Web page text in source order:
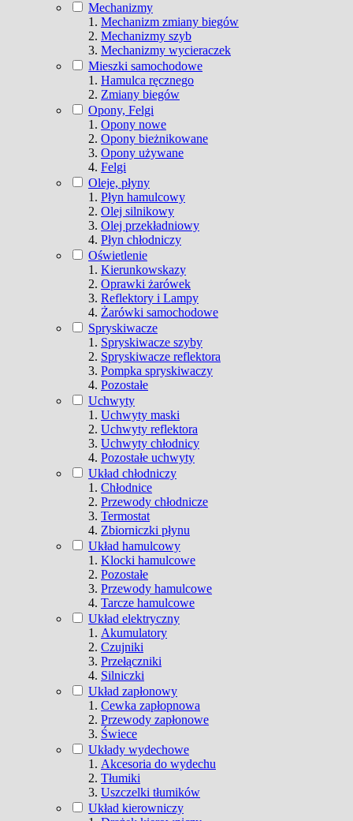
Mechanizmy
Mechanizm zmiany biegów
Mechanizmy szyb
Mechanizmy wycieraczek
Mieszki samochodowe
Hamulca ręcznego
Zmiany biegów
Opony, Felgi
Opony nowe
Opony bieżnikowane
Opony używane
Felgi
Oleje, płyny
Płyn hamulcowy
Olej silnikowy
Olej przekładniowy
Płyn chłodniczy
Oświetlenie
Kierunkowskazy
Oprawki żarówek
Reflektory i Lampy
Żarówki samochodowe
Spryskiwacze
Spryskiwacze szyby
Spryskiwacze reflektora
Pompka spryskiwaczy
Pozostałe
Uchwyty
Uchwyty maski
Uchwyty reflektora
Uchwyty chłodnicy
Pozostałe uchwyty
Układ chłodniczy
Chłodnice
Przewody chłodnicze
Termostat
Zbiorniczki płynu
Układ hamulcowy
Klocki hamulcowe
Pozostałe
Przewody hamulcowe
Tarcze hamulcowe
Układ elektryczny
Akumulatory
Czujniki
Przełączniki
Silniczki
Układ zapłonowy
Cewka zapłopnowa
Przewody zapłonowe
Świece
Układy wydechowe
Akcesoria do wydechu
Tłumiki
Uszczelki tłumików
Układ kierowniczy